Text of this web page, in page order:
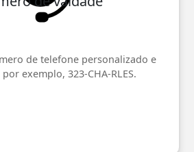
de telefone personalizado e
exemplo, 323-CHA-RLES.